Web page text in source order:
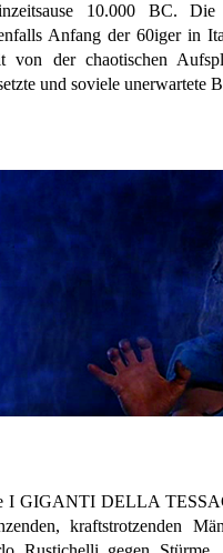
10.000 BC.
Anfang der 60iger in
von der chaotischen
und soviele unerwartete
I GIGANTI DELLA
kraftstrotzenden